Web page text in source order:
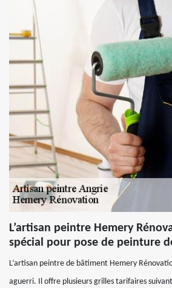
L’artisan peintre Hemery
spécial pour pose de peinture
L’artisan peintre de bâtiment Hemery
aguerri. Il offre plusieurs grilles tarifaires